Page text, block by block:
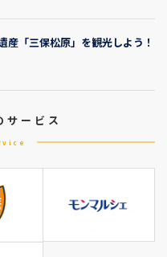
産「三保松原」を観光しよう！
サービス